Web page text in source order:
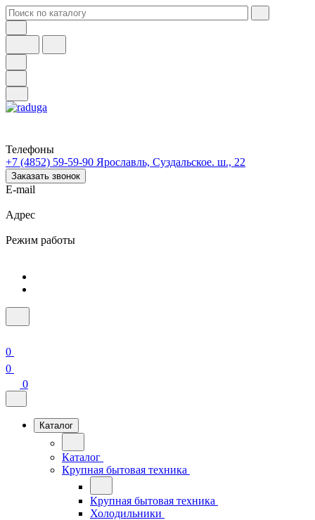
Телефоны
+7 (4852) 59-59-90 Ярославль, Суздальское. ш., 22
Заказать звонок
E-mail
Адрес
Режим работы
0
0
0
Каталог
Каталог
Крупная бытовая техника
Крупная бытовая техника
Холодильники